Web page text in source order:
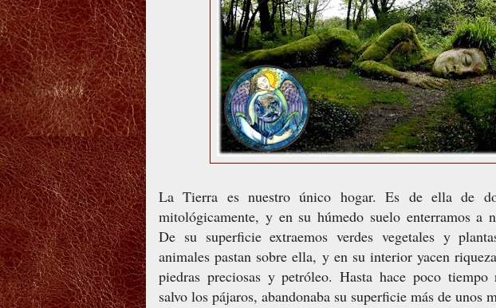
La Tierra es nuestro único hogar. Es de ella de
mitológicamente, y en su húmedo suelo enterramos a
De su superficie extraemos verdes vegetales y
animales pastan sobre ella, y en su interior yacen
piedras preciosas y petróleo. Hasta hace poco
salvo los pájaros, abandonaba su superficie más de unos